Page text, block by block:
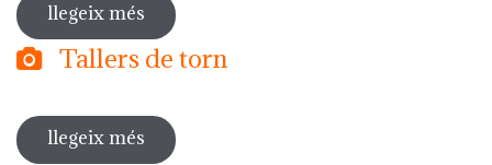
llegeix més sobre demostracions lluís heras
Tallers de torn
llegeix més sobre tallers de torn